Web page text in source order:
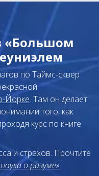
«Большом
по Таймс-сквер
Йорке. Там он делает
того, как
курс по книге
и страхов. Прочтите
о разуме».